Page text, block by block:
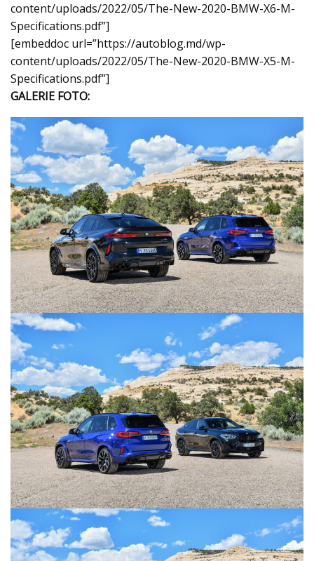
content/uploads/2022/05/The-New-2020-BMW-X6-M-
Specifications.pdf”]
[embeddoc url=”https://autoblog.md/wp-
content/uploads/2022/05/The-New-2020-BMW-X5-M-
Specifications.pdf”]
GALERIE FOTO: